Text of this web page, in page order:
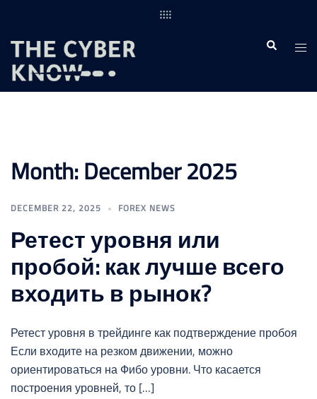
content
Search
Month:December 2025
DECEMBER 22, 2025 FOREX NEWS
Ретест уровня или
пробой: как лучше всего
входить в рынок?
Ретест уровня в трейдинге как подтверждение пробоя
Если входите на резком движении, можно
ориентироваться на Фибо уровни. Что касается
построения уровней, то […]